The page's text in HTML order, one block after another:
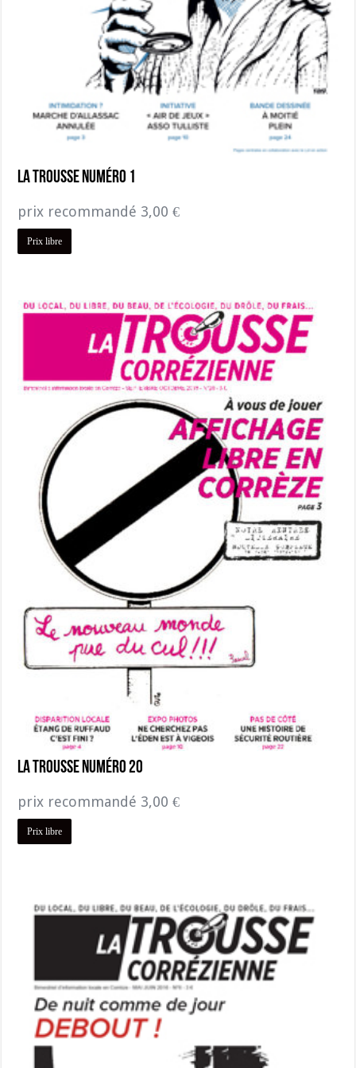
La Trousse numéro 1
prix recommandé 3,00€
Prix libre
La Trousse Numéro 20
prix recommandé 3,00€
Prix libre